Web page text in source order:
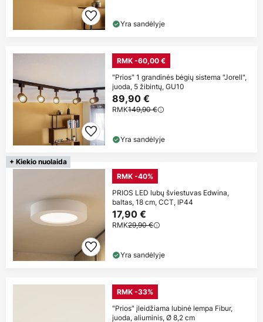
Yra sandėlyje
RMK -60,00 €
"Prios" 1 grandinės bėgių sistema "Jorell",
juoda, 5 žibintų, GU10
89,90 €
RMK149,90 €
Yra sandėlyje
+ Kiekio nuolaida
RMK -40%
PRIOS LED lubų šviestuvas Edwina,
baltas, 18 cm, CCT, IP44
17,90 €
RMK29,90 €
Yra sandėlyje
RMK -33%
"Prios" įleidžiama lubinė lempa Fibur,
juoda, aliuminis, Ø 8,2 cm